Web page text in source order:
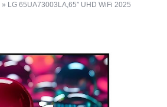
» LG 65UA73003LA,65″ UHD WiFi 2025